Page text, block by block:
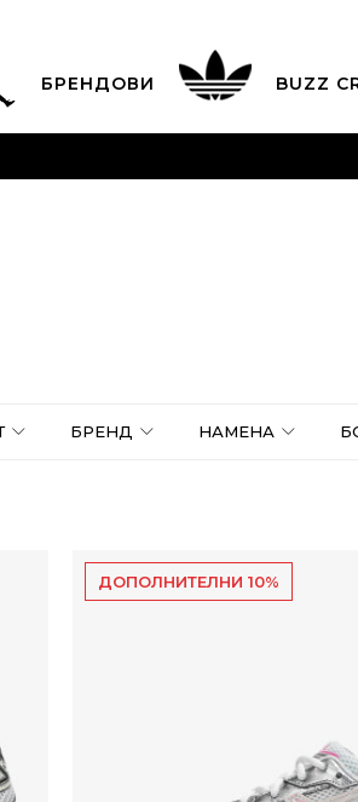
БРЕНДОВИ BUZZ
БРЕНД НАМЕНА
ДОПОЛНИТЕЛНИ 10%